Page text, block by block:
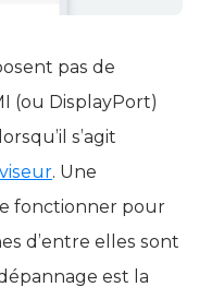
pas de
(ou DisplayPort)
s’agit
. Une
fonctionner pour
d’entre elles sont
est la